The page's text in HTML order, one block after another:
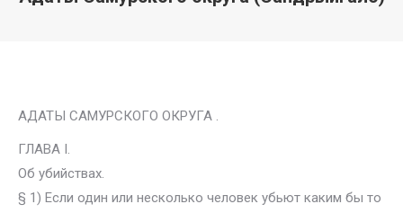
АДАТЫ САМУРСКОГО ОКРУГА .
ГЛАВА I.
Об убийствах.
§ 1) Если один или несколько человек убьют каким бы то